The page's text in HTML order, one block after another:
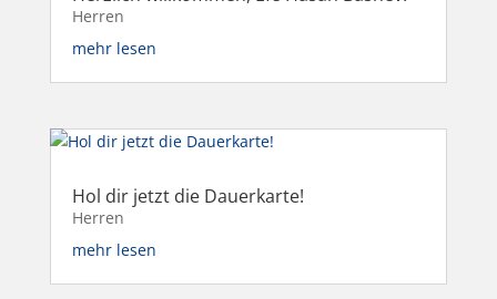
Herren
mehr lesen
Hol dir jetzt die Dauerkarte!
Herren
mehr lesen